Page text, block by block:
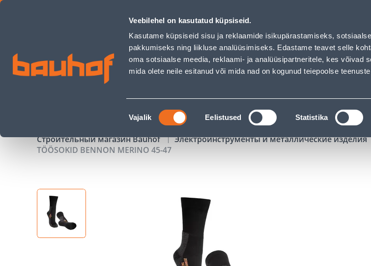
Veebilehel on kasutatud küpsiseid.
Kasutame küpsiseid sisu ja reklaamide isikupärastamiseks,
pakkumiseks ning liikluse analüüsimiseks. Edastame teavet selle
oma sotsiaalse meedia, reklaami- ja analüüsipartneritele, kes võivad
mida olete neile esitanud või mida nad on kogunud teiepoolse
Nõusoleku
valik
Vajalik Eelistused Statistika
TÖÖSOKID BENNON MERINO 45-47 - Bauhof has loaded
Обслуживание бизнес-клиентов Обслуживание частных клиентов Услуги
ПОИСК
АКЦИИ КАТАЛОГИ АРЕНДА
Строительный магазин Bauhof Электроинструменты и металлические изделия
TÖÖSOKID BENNON MERINO 45-47